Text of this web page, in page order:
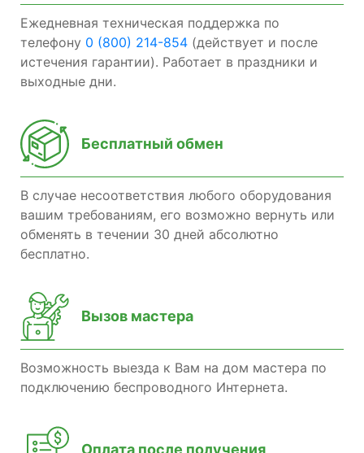
Ежедневная техническая поддержка по
телефону 0 (800) 214-854 (действует и после
истечения гарантии). Работает в праздники и
выходные дни.
Бесплатный обмен
В случае несоответствия любого оборудования
вашим требованиям, его возможно вернуть или
обменять в течении 30 дней абсолютно
бесплатно.
Вызов мастера
Возможность выезда к Вам на дом мастера по
подключению беспроводного Интернета.
Оплата после получения